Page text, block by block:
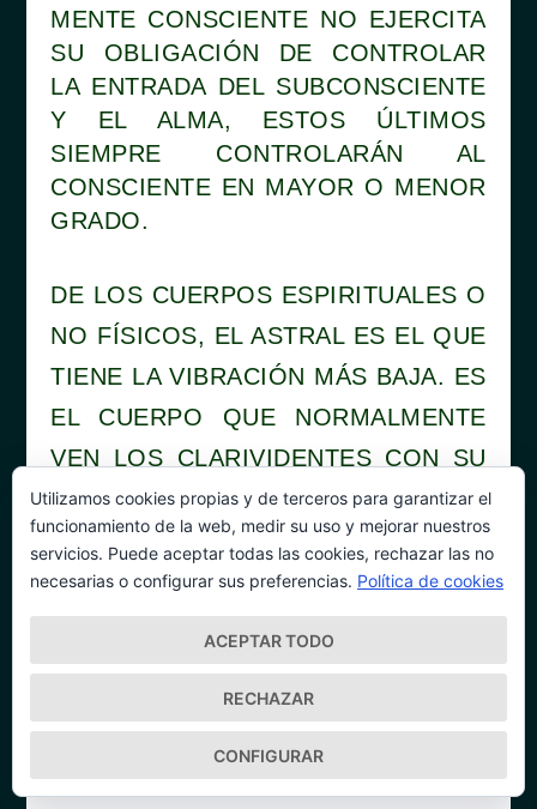
MENTE CONSCIENTE NO EJERCITA
SU OBLIGACIÓN DE CONTROLAR
LA ENTRADA DEL SUBCONSCIENTE
Y EL ALMA, ESTOS ÚLTIMOS
SIEMPRE CONTROLARÁN AL
CONSCIENTE EN MAYOR O MENOR
GRADO.
DE LOS CUERPOS ESPIRITUALES O
NO FÍSICOS, EL ASTRAL ES EL QUE
TIENE LA VIBRACIÓN MÁS BAJA. ES
EL CUERPO QUE NORMALMENTE
VEN LOS CLARIVIDENTES CON SU
OJO ESPIRITUAL. ES TAMBIÉN EL
CUERPO ASTRAL EL QUE TIENEN
LA CAPACIDAD DE LEER ALGUNAS
PERSONAS CON FACULTADES
PSÍQUICAS.
CON SUFICIENTE
ENTRENAMIENTO, CONCIENCIA Y
COMPRENSIÓN, TODO EL MUNDO
Utilizamos cookies propias y de terceros para garantizar el
funcionamiento de la web, medir su uso y mejorar nuestros
servicios. Puede aceptar todas las cookies, rechazar las no
necesarias o configurar sus preferencias. Política de cookies
ACEPTAR TODO
RECHAZAR
CONFIGURAR